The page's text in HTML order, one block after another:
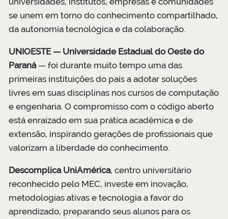
se unem em torno do conhecimento compartilhado,
da autonomia tecnológica e da colaboração.
UNIOESTE — Universidade Estadual do Oeste do
Paraná— foi durante muito tempo uma das
primeiras instituições do país a adotar soluções
livres em suas disciplinas nos cursos de computação
e engenharia. O compromisso com o código aberto
está enraizado em sua prática acadêmica e de
extensão, inspirando gerações de profissionais que
valorizam a liberdade do conhecimento.
Descomplica UniAmérica, centro universitário
reconhecido pelo MEC, investe em inovação,
metodologias ativas e tecnologia a favor do
aprendizado, preparando seus alunos para os